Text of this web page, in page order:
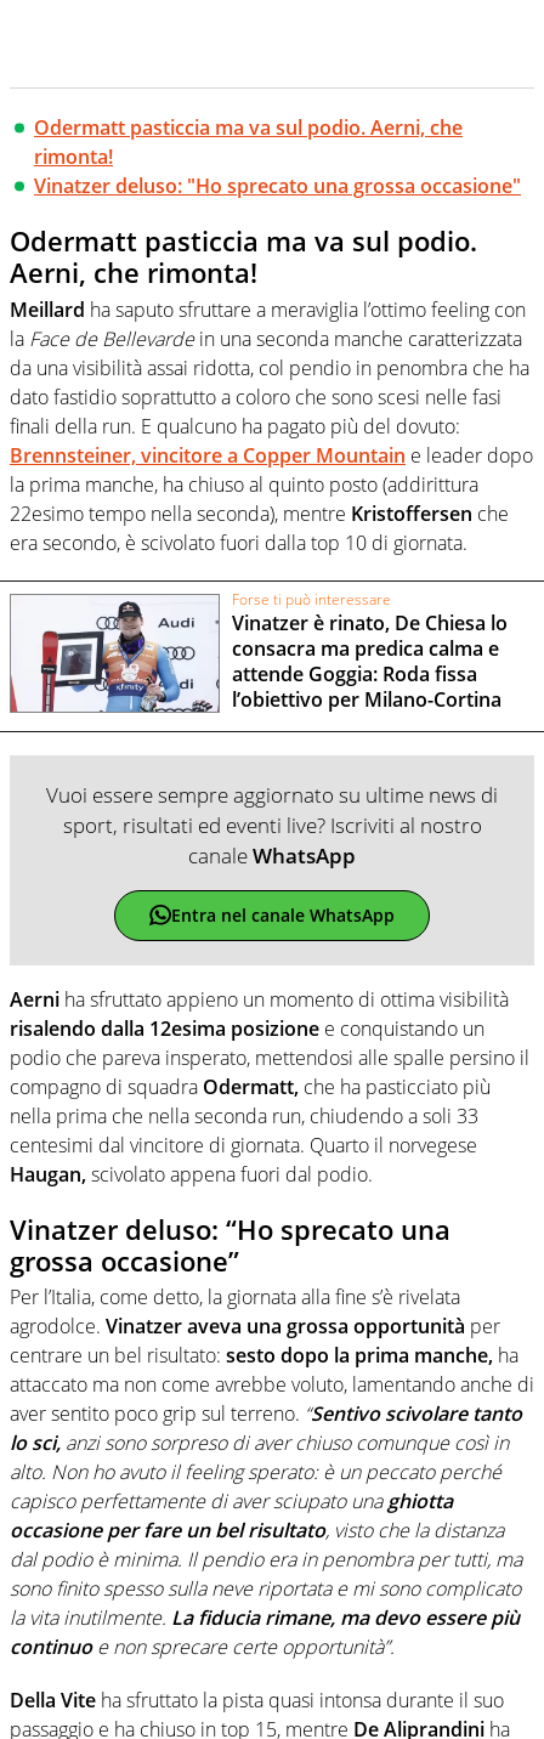
Odermatt pasticcia ma va sul podio. Aerni, che
rimonta!
Vinatzer deluso: "Ho sprecato una grossa occasione"
Odermatt pasticcia ma va sul podio.
Aerni, che rimonta!
Meillard ha saputo sfruttare a meraviglia l’ottimo feeling con
la Face de Bellevardein una seconda manche caratterizzata
da una visibilità assai ridotta, col pendio in penombra che ha
dato fastidio soprattutto a coloro che sono scesi nelle fasi
finali della run. E qualcuno ha pagato più del dovuto:
Brennsteiner, vincitore a Copper Mountain e leader dopo
la prima manche, ha chiuso al quinto posto (addirittura
22esimo tempo nella seconda), mentre Kristoffersen che
era secondo, è scivolato fuori dalla top 10 di giornata.
Forse ti può interessare
Vinatzer è rinato, De Chiesa lo
consacra ma predica calma e
attende Goggia: Roda fissa
l’obiettivo per Milano-Cortina
Vuoi essere sempre aggiornato su ultime news di
sport, risultati ed eventi live? Iscriviti al nostro
canaleWhatsApp
Entra nel canale WhatsApp
Aerni ha sfruttato appieno un momento di ottima visibilità
risalendo dalla 12esima posizione e conquistando un
podio che pareva insperato, mettendosi alle spalle persino il
compagno di squadra Odermatt, che ha pasticciato più
nella prima che nella seconda run, chiudendo a soli 33
centesimi dal vincitore di giornata. Quarto il norvegese
Haugan,scivolato appena fuori dal podio.
Vinatzer deluso: “Ho sprecato una
grossa occasione”
Per l’Italia, come detto, la giornata alla fine s’è rivelata
agrodolce. Vinatzer aveva una grossa opportunità per
centrare un bel risultato: sesto dopo la prima manche, ha
attaccato ma non come avrebbe voluto, lamentando anche di
aver sentito poco grip sul terreno. “Sentivo scivolare tanto
lo sci, anzi sono sorpreso di aver chiuso comunque così in
alto. Non ho avuto il feeling sperato: è un peccato perché
capisco perfettamente di aver sciupato unaghiotta
occasione per fare un bel risultato, visto che la distanza
dal podio è minima. Il pendio era in penombra per tutti, ma
sono finito spesso sulla neve riportata e mi sono complicato
la vita inutilmente. La fiducia rimane, ma devo essere più
continuoe non sprecare certe opportunità”.
Della Vite ha sfruttato la pista quasi intonsa durante il suo
passaggio e ha chiuso in top 15, mentre De Aliprandini ha